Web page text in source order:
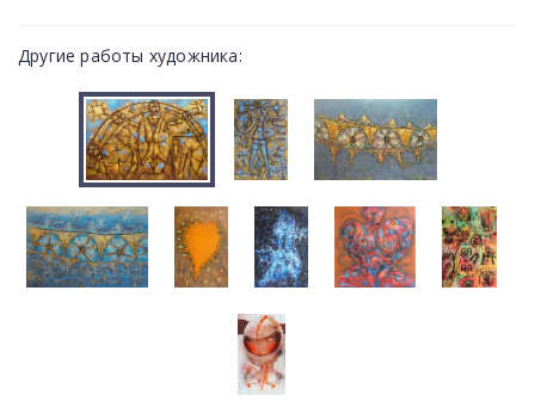
Другие работы художника: